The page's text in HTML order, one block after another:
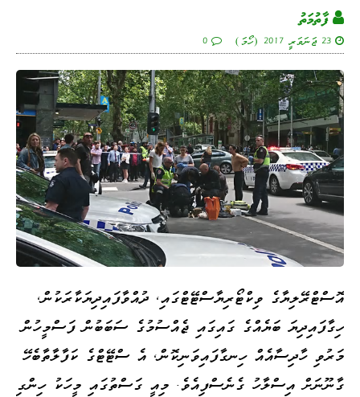
ފާތުމަތު
23 ޖަނަވަރީ 2017 (ހޯމަ) 0
އޮސްޓްރޭލިޔާގެ ވިކްޓޯރިޔާސްޓޭޓްގައި، ދުއްވާފައިދިޔަކާރަކުން،
ހިގާފައިދިޔަ ބަޔެއްގެ ގައިގައި ޖެއްސުމުގެ ސަބަބުން ފަސްމީހުން
މަރުވި ހާދިސާއެއް ހިނގާފައިވަނިކޮން، އެ ސްޓޭޓްގެ ކަފާލާތާބެހޭ
ގާނޫނަށް އިސްލާހު ގެނެސްފިއެވެ. މިއީ ގަސްތުގައި މީހަކު ހިންގި